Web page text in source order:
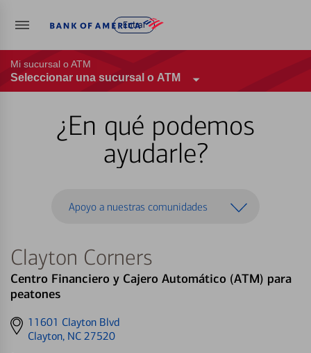
Entrar
Mi sucursal o ATM
Seleccionar una sucursal o ATM
¿En qué podemos
ayudarle?
Apoyo a nuestras comunidades
Clayton Corners
Centro Financiero y Cajero Automático (ATM) para
peatones
Get
directions
11601 Clayton Blvd
Clayton, NC 27520